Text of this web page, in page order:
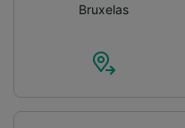
Bruxelas